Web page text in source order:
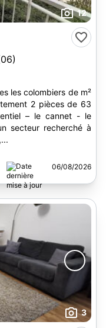
12
les colombiers de m²
2 pièces de 63
– le cannet - le
06/08/2026
3